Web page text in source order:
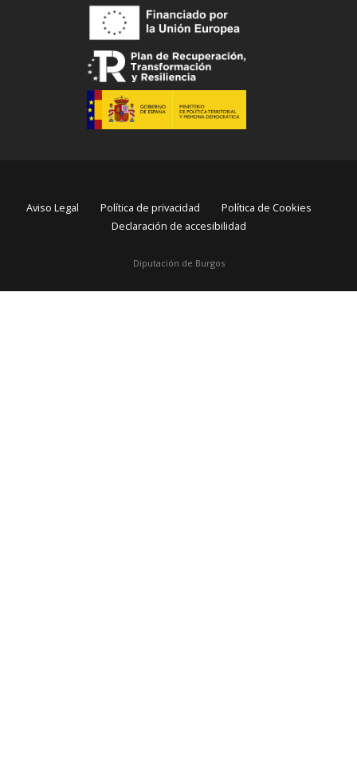
Diputación de Burgos
Aviso Legal Política de privacidad
Política de Cookies
Declaración de accesibilidad